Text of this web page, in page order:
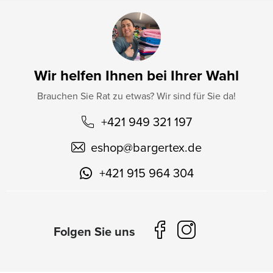
Wir helfen Ihnen bei Ihrer Wahl
Brauchen Sie Rat zu etwas? Wir sind für Sie da!
+421 949 321 197
eshop@bargertex.de
+421 915 964 304